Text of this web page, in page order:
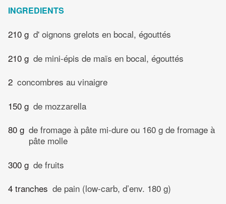
INGREDIENTS
210 g d' oignons grelots en bocal, égouttés
210 g de mini-épis de maïs en bocal, égouttés
2 concombres au vinaigre
150 g de mozzarella
80 g de fromage à pâte mi-dure ou 160 g de fromage à
pâte molle
300 g de fruits
4 tranches de pain (low-carb, d’env. 180 g)